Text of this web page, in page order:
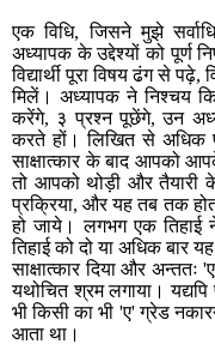
एक विधि, जिसने मुझे
अध्यापक के उद्देश्यों को पूर्ण
विद्यार्थी पूरा विषय ढंग से
मिलें। अध्यापक ने निश्चय
करेंगे, ३ प्रश्न पूछेंगे, उन
करते हों। लिखित से अधिक
साक्षात्कार के बाद आपको
तो आपको थोड़ी और तैयारी
प्रक्रिया, और यह तब तक
हो जाये। लगभग एक तिहाई
तिहाई को दो या अधिक बार
साक्षात्कार दिया और
यथोचित श्रम लगाया।
भी किसी का भी 'ए' ग्रेड
आता था।